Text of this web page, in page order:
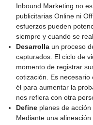
Inbound Marketing no
publicitarias Online ni
esfuerzos pueden
siempre y cuando se
Desarrolla un proceso
capturados. El ciclo de
momento de registrar
cotización. Es
él para aumentar la
nos refiera con otra
Define planes de
Mediante una